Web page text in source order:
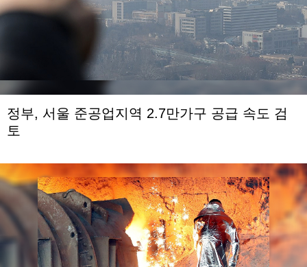
정부, 서울 준공업지역 2.7만가구 공급 속도 검
토